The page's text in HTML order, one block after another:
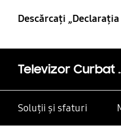
Descărcaţi
Televizor
Soluții și sfaturi